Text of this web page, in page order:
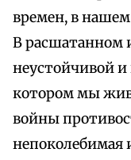
времен, в
В расшатанном
неустойчивой и
котором мы
войны
непоколебимая